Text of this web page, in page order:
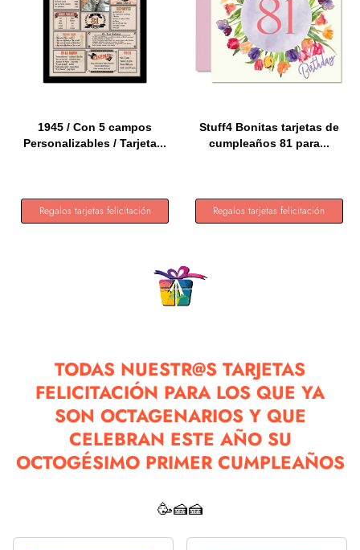
1945 / Con 5 campos
Personalizables / Tarjeta...
Regalos tarjetas felicitación
Stuff4 Bonitas tarjetas de
cumpleaños 81 para...
Regalos tarjetas felicitación
TODAS NUESTR@S TARJETAS
FELICITACIÓN PARA LOS QUE YA
SON OCTAGENARIOS Y QUE
CELEBRAN ESTE AÑO SU
OCTOGÉSIMO PRIMER CUMPLEAÑOS
🥳🍰🍰